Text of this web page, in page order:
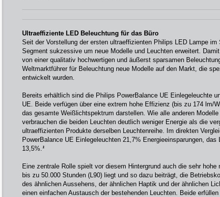
Ultraeffiziente LED Beleuchtung für das Büro
Seit der Vorstellung der ersten ultraeffizienten Philips LED Lampe
Segment sukzessive um neue Modelle und Leuchten erweitert.
von einer qualitativ hochwertigen und äußerst sparsamen
Weltmarktführer für Beleuchtung neue Modelle auf den Markt, die
entwickelt wurden.
Bereits erhältlich sind die Philips PowerBalance UE Einlegeleuchte
UE. Beide verfügen über eine extrem hohe Effizienz (bis zu 174 lm/
das gesamte Weißlichtspektrum darstellen. Wie alle anderen
verbrauchen die beiden Leuchten deutlich weniger Energie als die
ultraeffizienten Produkte derselben Leuchtenreihe. Im direkten
PowerBalance UE Einlegeleuchten 21,7% Energieeinsparungen, das
13,5%.¹
Eine zentrale Rolle spielt vor diesem Hintergrund auch die sehr hohe
bis zu 50.000 Stunden (L90) liegt und so dazu beiträgt, die
des ähnlichen Aussehens, der ähnlichen Haptik und der ähnlichen
einen einfachen Austausch der bestehenden Leuchten. Beide